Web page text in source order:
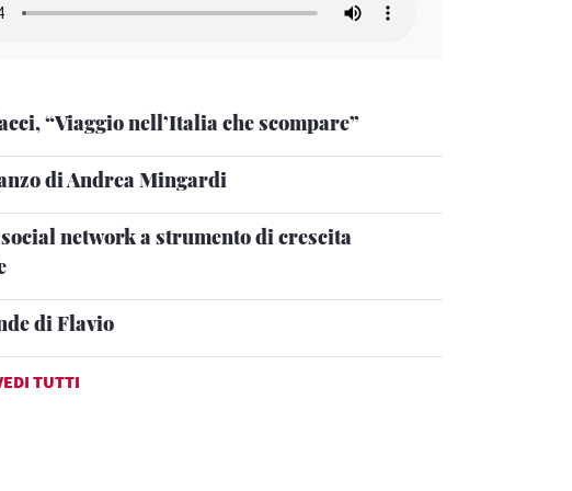
“Viaggio nell’Italia che scompare”
di Andrea Mingardi
network a strumento di crescita
di Flavio
TUTTI